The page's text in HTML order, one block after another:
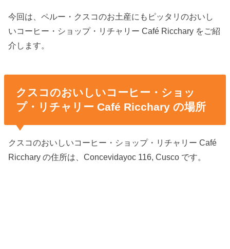
今回は、ペルー・クスコのお土産にもピッタリのおいし
いコーヒー・ショップ・リチャリー Café Ricchary をご紹
介します。
クスコのおいしいコーヒー・ショッ
プ・リチャリー Café Ricchary の場所
クスコのおいしいコーヒー・ショップ・リチャリー Café
Ricchary の住所は、Concevidayoc 116, Cusco です。